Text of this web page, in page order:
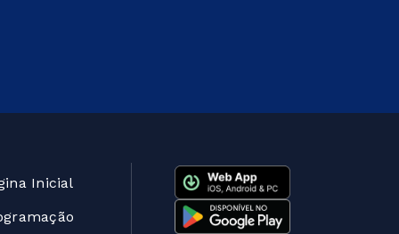
Inicial